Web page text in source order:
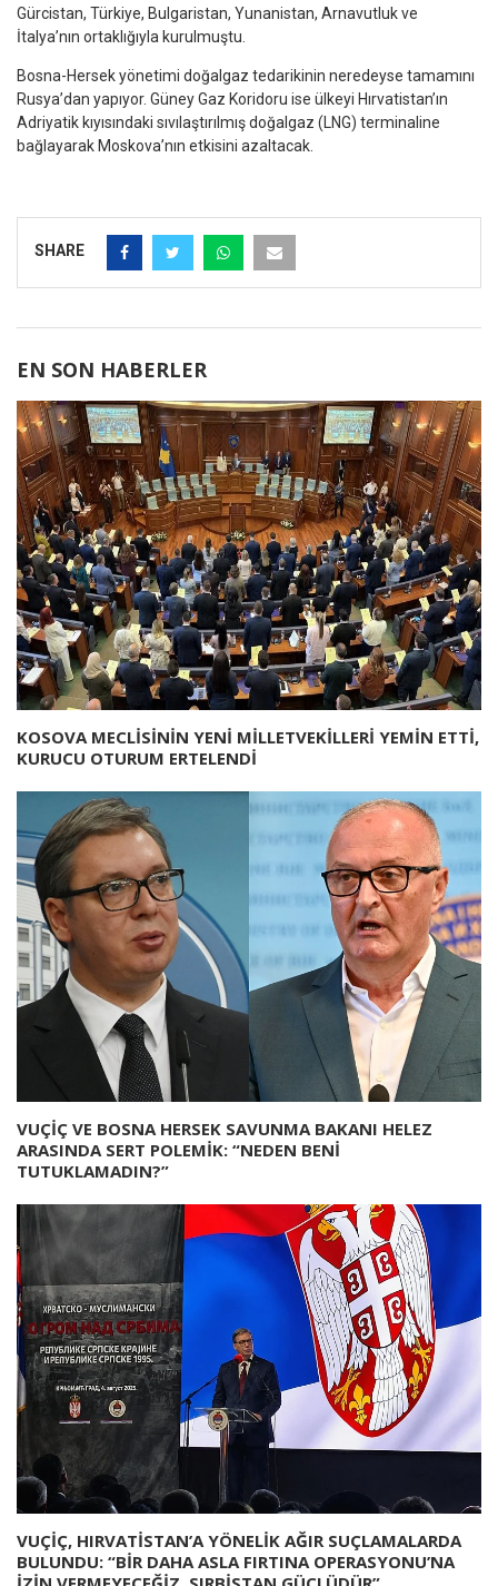
Gürcistan, Türkiye, Bulgaristan, Yunanistan, Arnavutluk ve
İtalya’nın ortaklığıyla kurulmuştu.
Bosna-Hersek yönetimi doğalgaz tedarikinin neredeyse tamamını
Rusya’dan yapıyor. Güney Gaz Koridoru ise ülkeyi Hırvatistan’ın
Adriyatik kıyısındaki sıvılaştırılmış doğalgaz (LNG) terminaline
bağlayarak Moskova’nın etkisini azaltacak.
SHARE
EN SON HABERLER
KOSOVA MECLİSİNİN YENİ MİLLETVEKİLLERİ YEMİN ETTİ,
KURUCU OTURUM ERTELENDİ
VUÇİÇ VE BOSNA HERSEK SAVUNMA BAKANI HELEZ
ARASINDA SERT POLEMİK: “NEDEN BENİ
TUTUKLAMADIN?”
VUÇİÇ, HIRVATİSTAN’A YÖNELİK AĞIR SUÇLAMALARDA
BULUNDU: “BİR DAHA ASLA FIRTINA OPERASYONU’NA